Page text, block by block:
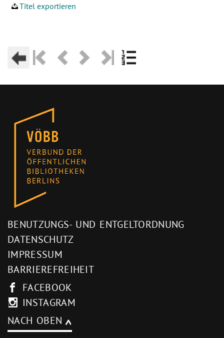
Titel exportieren
BENUTZUNGS- UND ENTGELTORDNUNG
DATENSCHUTZ
IMPRESSUM
BARRIEREFREIHEIT
FACEBOOK
INSTAGRAM
NACH OBEN